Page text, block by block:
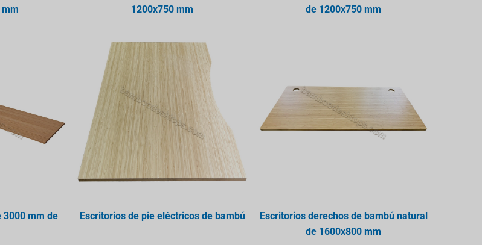
1200x750 mm
de 1200x750 mm
3000 mm de
Escritorios de pie eléctricos de bambú
Escritorios derechos de bambú natural
de 1600x800 mm